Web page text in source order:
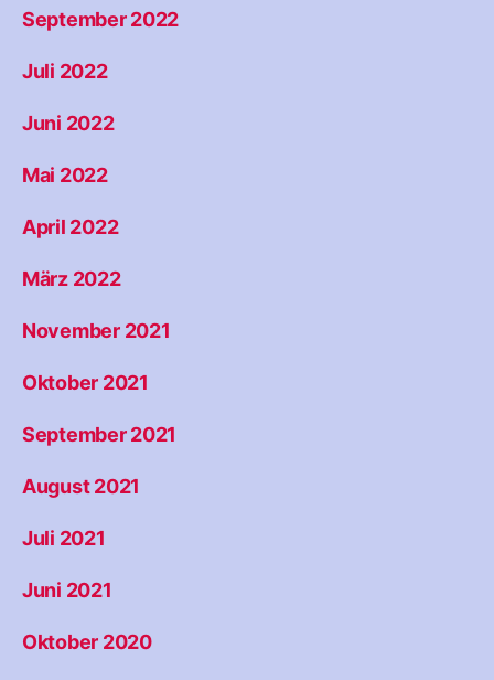
September 2022
Juli 2022
Juni 2022
Mai 2022
April 2022
März 2022
November 2021
Oktober 2021
September 2021
August 2021
Juli 2021
Juni 2021
Oktober 2020